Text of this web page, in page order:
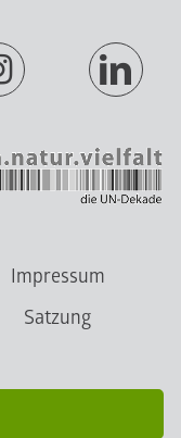
Impressum
Satzung